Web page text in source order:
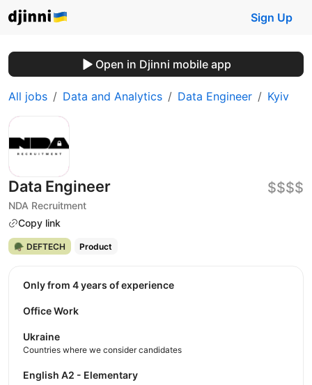
Sign Up
Open in Djinni mobile app
All jobs Data and Analytics Data Engineer Kyiv
Data Engineer
NDA Recruitment
Copy link
$$$$
🪖 DEFTECH Product
Only from 4 years of experience
Office Work
Ukraine
Countries where we consider candidates
English A2 - Elementary